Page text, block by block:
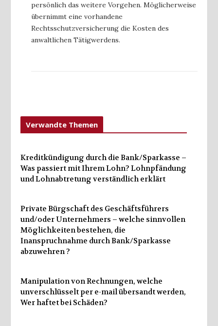
persönlich das weitere Vorgehen. Möglicherweise
übernimmt eine vorhandene
Rechtsschutzversicherung die Kosten des
anwaltlichen Tätigwerdens.
Verwandte Themen
Kreditkündigung durch die Bank/Sparkasse –
Was passiert mit Ihrem Lohn? Lohnpfändung
und Lohnabtretung verständlich erklärt
Private Bürgschaft des Geschäftsführers
und/oder Unternehmers – welche sinnvollen
Möglichkeiten bestehen, die
Inanspruchnahme durch Bank/Sparkasse
abzuwehren ?
Manipulation von Rechnungen, welche
unverschlüsselt per e-mail übersandt werden,
Wer haftet bei Schäden?